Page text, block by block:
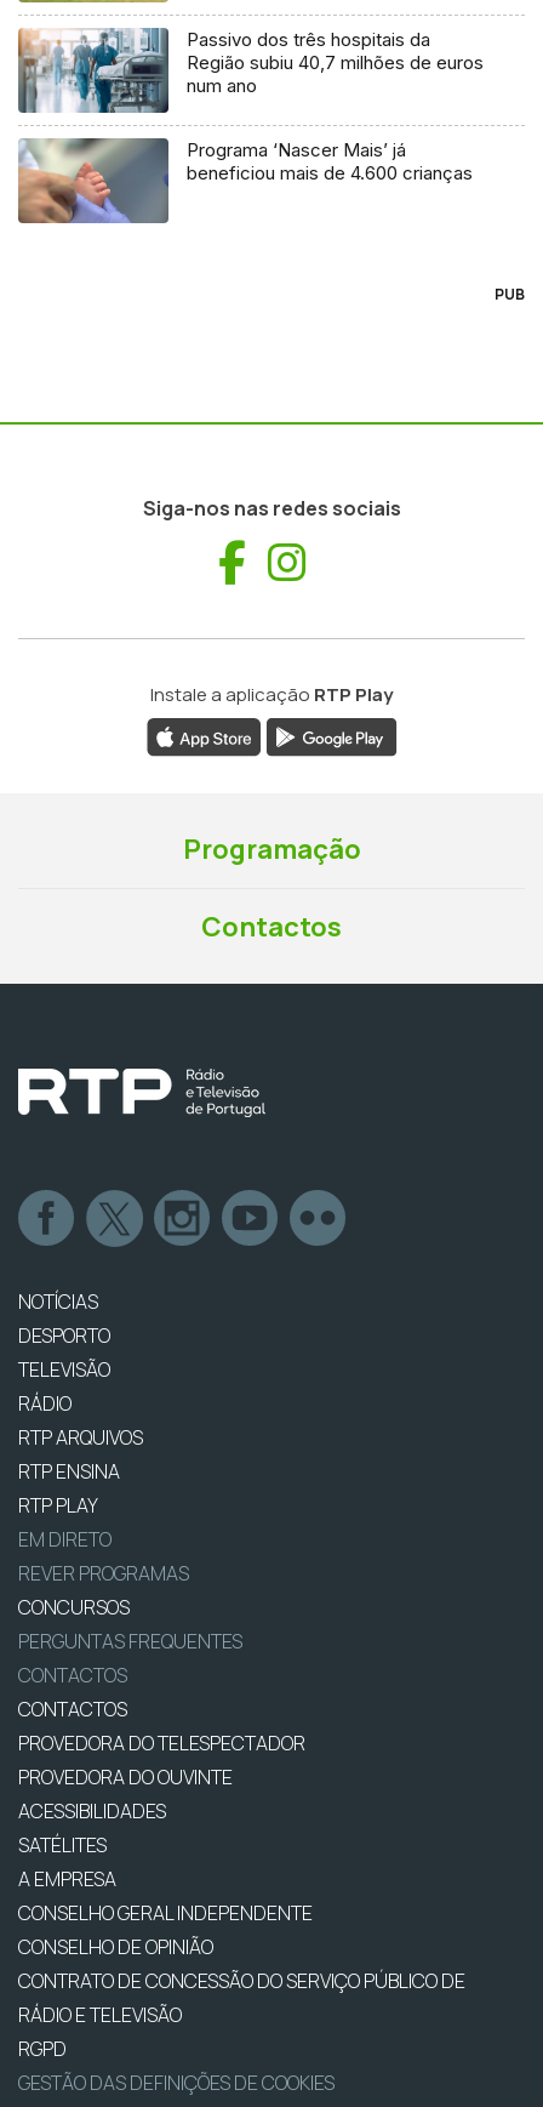
Passivo dos três hospitais da
Região subiu 40,7 milhões de euros
num ano
Programa ‘Nascer Mais’ já
beneficiou mais de 4.600 crianças
PUB
Siga-nos nas redes sociais
Facebook
Instale a aplicação RTP Play
Programação
Contactos
NOTÍCIAS
DESPORTO
TELEVISÃO
RÁDIO
RTP ARQUIVOS
RTP ENSINA
RTP PLAY
EM DIRETO
REVER PROGRAMAS
CONCURSOS
PERGUNTAS FREQUENTES
CONTACTOS
CONTACTOS
PROVEDORA DO TELESPECTADOR
PROVEDORA DO OUVINTE
ACESSIBILIDADES
SATÉLITES
A EMPRESA
CONSELHO GERAL INDEPENDENTE
CONSELHO DE OPINIÃO
CONTRATO DE CONCESSÃO DO SERVIÇO PÚBLICO DE
RÁDIO E TELEVISÃO
RGPD
GESTÃO DAS DEFINIÇÕES DE COOKIES